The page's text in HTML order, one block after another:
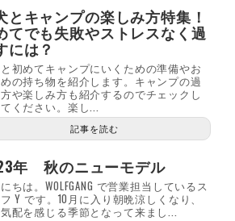
とキャンプの楽しみ方特集！
てでも失敗やストレスなく過
には？
初めてキャンプにいくための準備やお
の持ち物を紹介します。キャンプの過
や楽しみ方も紹介するのでチェックし
ください。楽し...
記事を読む
年 秋のニューモデル
ちは。WOLFGANG で営業担当しているス
Y です。10月に入り朝晩涼しくなり、
配を感じる季節となって来まし...